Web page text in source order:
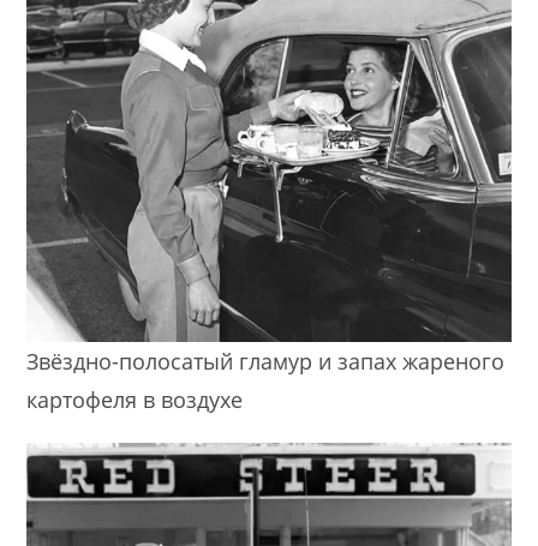
Звёздно-полосатый гламур и запах жареного
картофеля в воздухе